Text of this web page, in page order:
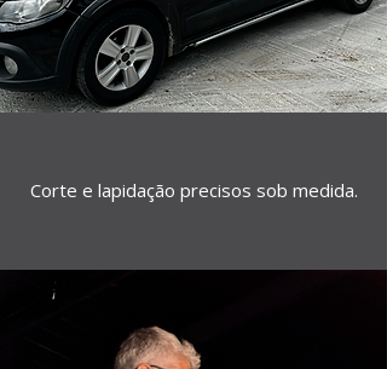
Corte e lapidação precisos sob medida.